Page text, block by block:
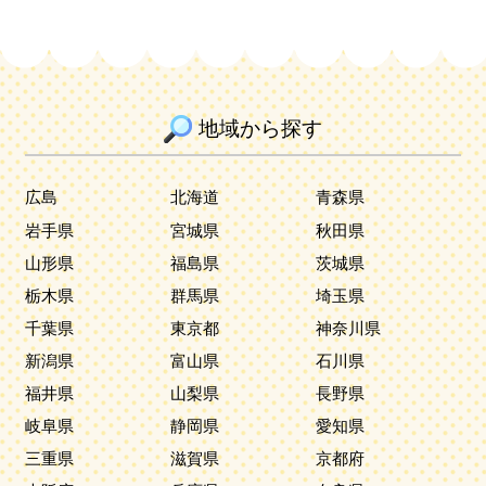
地域から探す
広島 北海道
青森県
岩手県
宮城県
秋田県
山形県
福島県
茨城県
栃木県
群馬県
埼玉県
千葉県
東京都
神奈川県
新潟県
富山県
石川県
福井県
山梨県
長野県
岐阜県
静岡県
愛知県
三重県
滋賀県
京都府